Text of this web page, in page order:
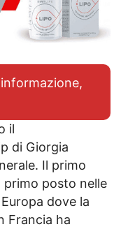
il
di Giorgia
Il primo
posto nelle
dove la
Francia ha